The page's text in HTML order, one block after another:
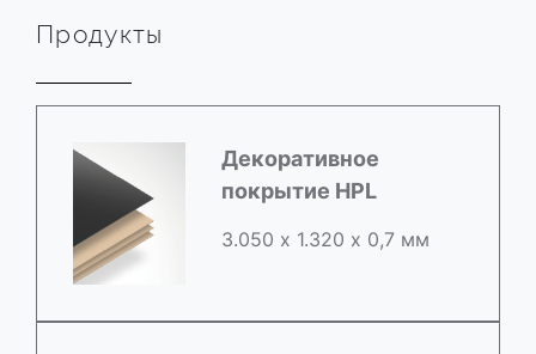
Продукты
Декоративное
покрытие HPL
3.050 х 1.320 х 0,7 мм